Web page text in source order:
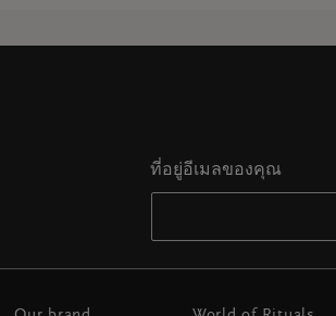
ที่อยู่อีเมลของคุณ